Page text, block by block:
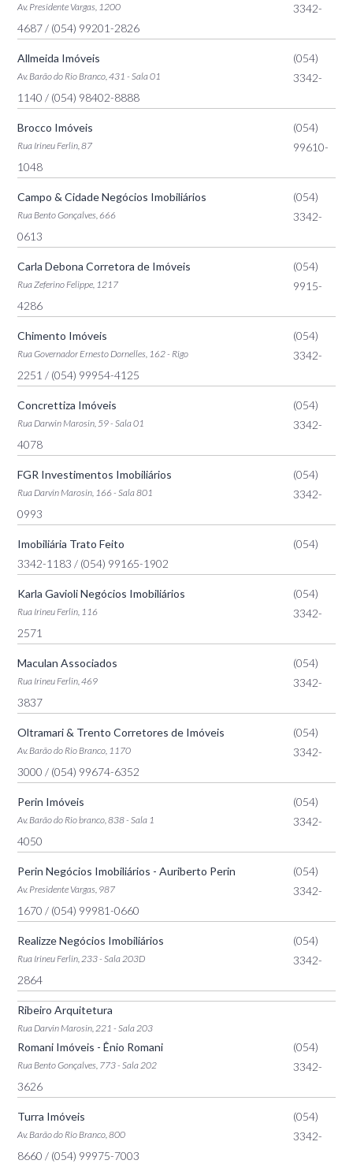
Av. Presidente Vargas, 1200
3342-
4687/ (054) 99201-2826
Allmeida Imóveis
Av. Barão do Rio Branco, 431 - Sala 01
(054)
3342-
1140/ (054) 98402-8888
Brocco Imóveis
Rua Irineu Ferlin, 87
(054)
99610-
1048
Campo & Cidade Negócios Imobiliários
Rua Bento Gonçalves, 666
(054)
3342-
0613
Carla Debona Corretora de Imóveis
Rua Zeferino Felippe, 1217
(054)
9915-
4286
Chimento Imóveis
Rua Governador Ernesto Dornelles, 162 - Rigo
(054)
3342-
2251/ (054) 99954-4125
Concrettiza Imóveis
Rua Darwin Marosin, 59 - Sala 01
(054)
3342-
4078
FGR Investimentos Imobiliários
Rua Darvin Marosin, 166 - Sala 801
(054)
3342-
0993
Imobiliária Trato Feito
(054)
3342-1183/ (054) 99165-1902
Karla Gavioli Negócios Imobiliários
Rua Irineu Ferlin, 116
(054)
3342-
2571
Maculan Associados
Rua Irineu Ferlin, 469
(054)
3342-
3837
Oltramari & Trento Corretores de Imóveis
Av. Barão do Rio Branco, 1170
(054)
3342-
3000/ (054) 99674-6352
Perin Imóveis
Av. Barão do Rio branco, 838 - Sala 1
(054)
3342-
4050
Perin Negócios Imobiliários - Auriberto Perin
Av. Presidente Vargas, 987
(054)
3342-
1670/ (054) 99981-0660
Realizze Negócios Imobiliários
Rua Irineu Ferlin, 233 - Sala 203D
(054)
3342-
2864
Ribeiro Arquitetura
Rua Darvin Marosin, 221 - Sala 203
Romani Imóveis - Ênio Romani
Rua Bento Gonçalves, 773 - Sala 202
(054)
3342-
3626
Turra Imóveis
Av. Barão do Rio Branco, 800
(054)
3342-
8660/ (054) 99975-7003